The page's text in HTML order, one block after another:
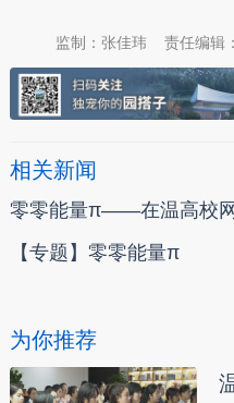
责任编辑
监制：张佳玮
相关新闻
零零能量π——在温高校
【专题】零零能量π
为你推荐